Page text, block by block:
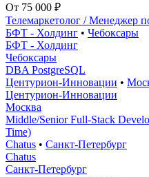
От 75 000 ₽
Телемаркетолог / Менеджер
БФТ - Холдинг • Чебоксары
БФТ - Холдинг
Чебоксары
DBA PostgreSQL
Центурион-Инновации •
Центурион-Инновации
Москва
Middle/Senior Full-Stack
Time)
Chatus • Санкт-Петербург
Chatus
Санкт-Петербург